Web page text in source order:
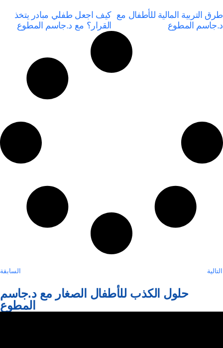
كيف اجعل طفلي مبادر يتخذ
القرار؟ مع د.جاسم المطوع
طرق التربية المالية للأطفال مع
د.جاسم المطوع
السابقة التالية
حلول الكذب للأطفال الصغار مع د.جاسم
المطوع